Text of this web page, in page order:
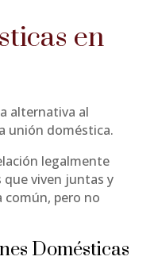
en
alternativa al
unión doméstica.
legalmente
que viven juntas y
pero no
Domésticas